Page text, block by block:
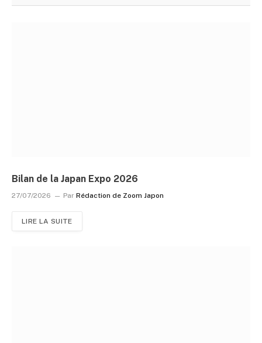
Bilan de la Japan Expo 2026
27/07/2026 Par Rédaction de Zoom Japon
LIRE LA SUITE